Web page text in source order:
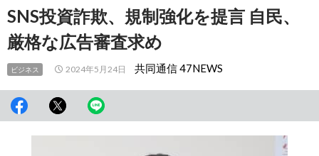
移
動SNS投資詐欺、規制強化を提言 自民、
厳格な広告審査求め
ビジネス 2024年5月24日 共同通信 47NEWS